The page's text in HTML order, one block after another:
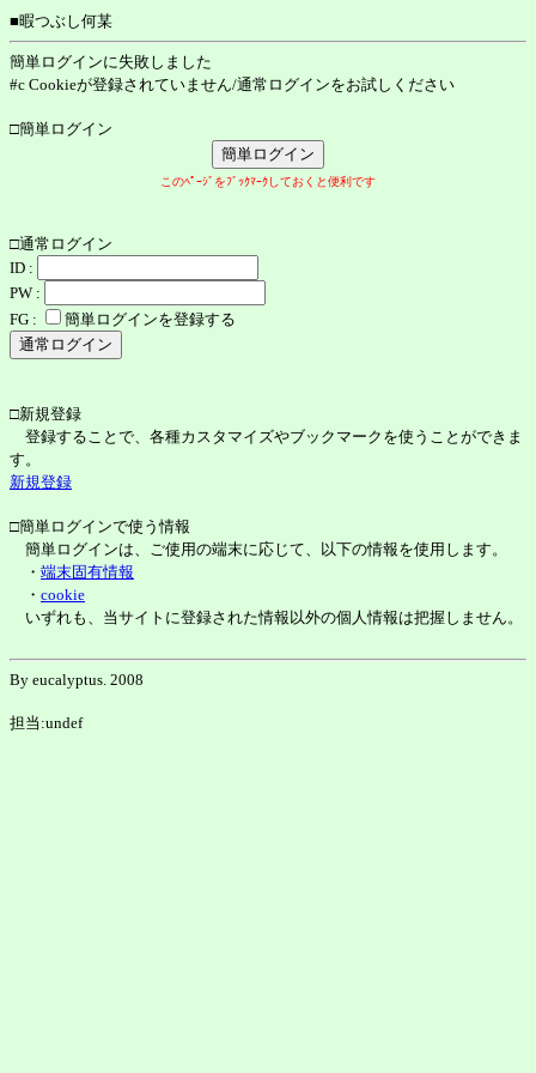
■暇つぶし何某
簡単ログインに失敗しました
#c Cookieが登録されていません/通常ログインをお試しください
□簡単ログイン
このﾍﾟｰｼﾞをﾌﾞｯｸﾏｰｸしておくと便利です
□通常ログイン
ID :
PW :
FG :
簡単ログインを登録する
□新規登録
登録することで、各種カスタマイズやブックマークを使うことができま
す。
新規登録
□簡単ログインで使う情報
簡単ログインは、ご使用の端末に応じて、以下の情報を使用します。
・ 端末固有情報
・ cookie
いずれも、当サイトに登録された情報以外の個人情報は把握しません。
By eucalyptus. 2008
担当:undef